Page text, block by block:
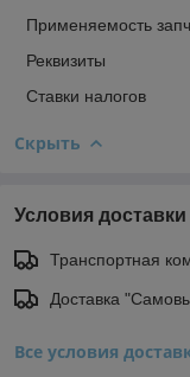
Применяемость
Реквизиты
Ставки налогов
Скрыть
Условия доставки
Транспортная
Доставка
Все условия